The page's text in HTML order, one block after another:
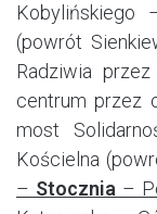
Kobylińskiego
(powrót
Radziwia
centrum przez
most
Kościelna
– Stocznia –